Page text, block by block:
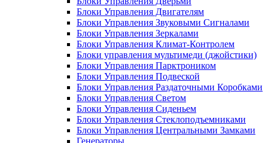
Блоки Управления Двигателям
Блоки Управления Звуковыми Сигналами
Блоки Управления Зеркалами
Блоки Управления Климат-Контролем
Блоки управления мультимеди (джойстики)
Блоки Управления Парктроником
Блоки Управления Подвеской
Блоки Управления Раздаточными Коробками
Блоки Управления Светом
Блоки Управления Сиденьем
Блоки Управления Стеклоподъемниками
Блоки Управления Центральными Замками
Генераторы